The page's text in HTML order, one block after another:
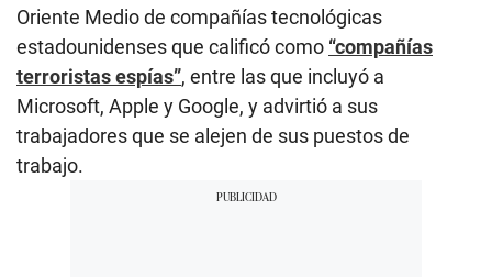
Oriente Medio de compañías tecnológicas
estadounidenses que calificó como “compañías
terroristas espías”, entre las que incluyó a
Microsoft, Apple y Google, y advirtió a sus
trabajadores que se alejen de sus puestos de
trabajo.